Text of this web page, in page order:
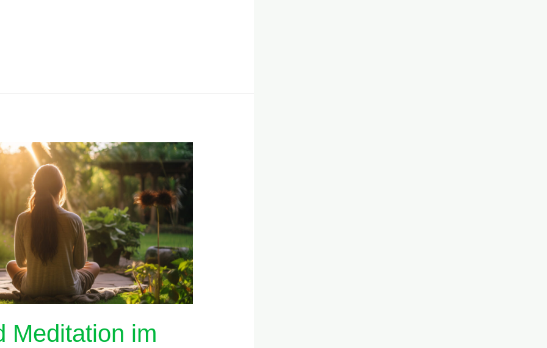
Meditation im